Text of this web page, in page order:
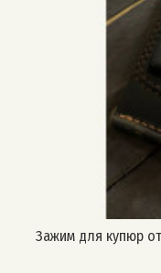
Зажим для купюр